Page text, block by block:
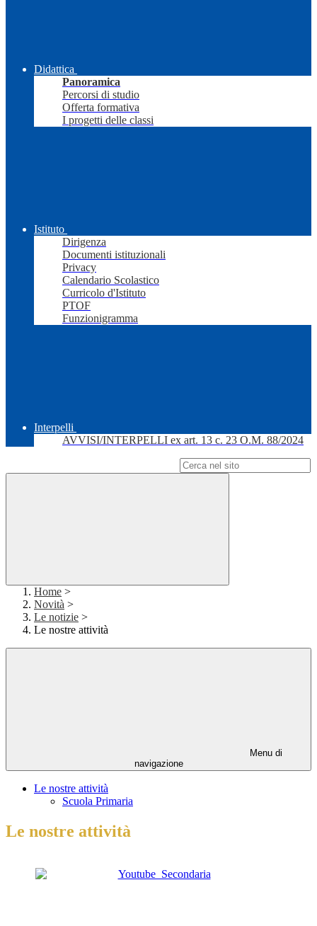
Didattica
Panoramica
Percorsi di studio
Offerta formativa
I progetti delle classi
Istituto
Dirigenza
Documenti istituzionali
Privacy
Calendario Scolastico
Curricolo d'Istituto
PTOF
Funzionigramma
Interpelli
AVVISI/INTERPELLI ex art. 13 c. 23 O.M. 88/2024
Home >
Novità >
Le notizie >
Le nostre attività
Menu di
navigazione
Le nostre attività
Scuola Primaria
Le nostre attività